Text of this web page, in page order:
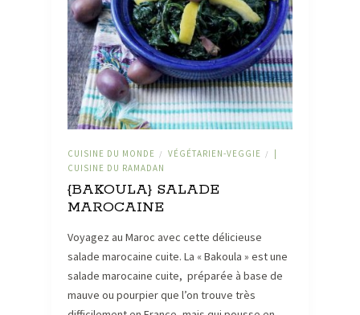
CUISINE DU MONDE / VÉGÉTARIEN-VEGGIE /
CUISINE DU RAMADAN
{BAKOULA} SALADE
MAROCAINE
Voyagez au Maroc avec cette délicieuse
salade marocaine cuite. La « Bakoula » est une
salade marocaine cuite, préparée à base de
mauve ou pourpier que l’on trouve très